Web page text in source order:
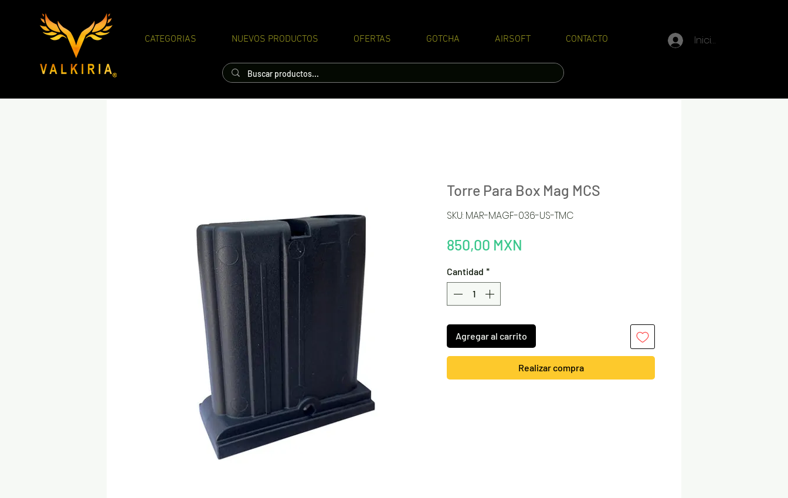
CATEGORIAS NUEVOS PRODUCTOS OFERTAS GOTCHA AIRSOFT CONTACTO Iniciar sesión
Torre Para Box Mag MCS
SKU: MAR-MAGF-036-US-TMC
850,00 MXN
Cantidad *
Agregar al carrito
Realizar compra